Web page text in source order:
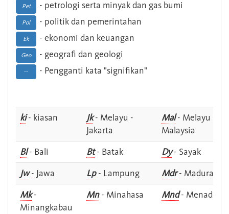
Pet - petrologi serta minyak dan gas bumi
Pol - politik dan pemerintahan
Ek - ekonomi dan keuangan
Geo - geografi dan geologi
-- - Pengganti kata "signifikan"
ki- kiasan Jk- Melayu -
Jakarta
Mal- Melayu -
Malaysia
Bl- Bali Bt- Batak Dy- Sayak
Jw- Jawa Lp- Lampung Mdr- Madura
Mk-
Minangkabau
Mn- Minahasa Mnd- Menado